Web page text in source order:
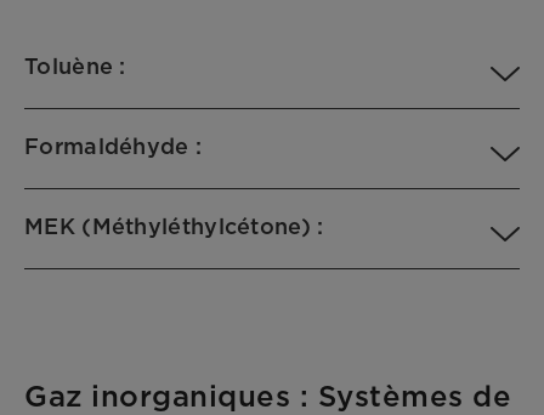
Toluène :
Formaldéhyde :
MEK (Méthyléthylcétone) :
Gaz inorganiques : Systèmes de